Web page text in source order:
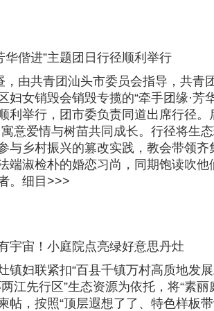
华偕进”主题团日行径顺利举行
，由共青团汕头市委员会指导，共青
妇女销毁会销毁专揽的“牵手团缘·芳
利举行，团市委负责同道出席行径。
寓意爱情与树苗共同成长。行径将生
与乡村振兴的篡改实践，教会带领
端淑检朴的婚恋习尚，同期饱读吹
。细目>>>
宇宙！小庭院点亮绿好意思丹灶
镇妇联紧扣“百县千镇万村高质地发
江先行区”生态资源为依托，将“素
帖，按照“顶层遐想了了、特色样板